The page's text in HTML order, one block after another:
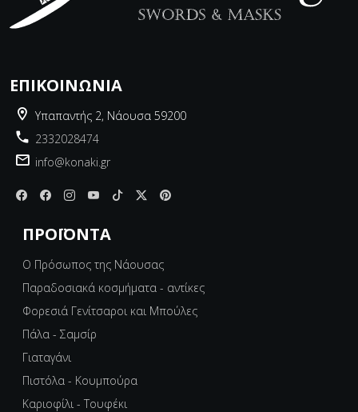
ΕΠΙΚΟΙΝΩΝΊΑ
Υπαπαντής 2, Νάουσα 59200
2332028474
info@konaki.gr
ΠΡΟΪΌΝΤΑ
Ο Πρόσωπος της Νάουσας
Παραδοσιακά κοσμήματα - αντίκες
Φορεσιά Γενίτσαροι και Μπούλες
Πάλα - Σαμσίρ
Γιαταγάνι
Πιστόλα - Κουμπούρα
Καριοφίλι - Τουφέκι